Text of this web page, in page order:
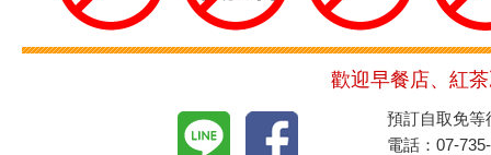
歡迎早餐店、紅
富
益
預訂自取免等
電話：07-